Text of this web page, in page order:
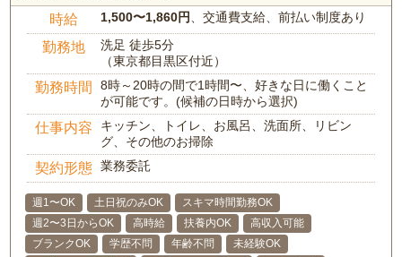
時給 1,500〜1,860円、交通費支給、前払い制度あり
勤務地
洗足 徒歩5分
（東京都目黒区付近）
勤務時間
8時～20時の間で1時間〜、好きな日に働くこと
が可能です。(候補の日時から選択)
仕事内容
キッチン、トイレ、お風呂、洗面所、リビン
グ、その他のお掃除
契約形態 業務委託
週1〜OK 土日祝のみOK
スキマ時間勤務OK
週2〜3日からOK
高時給 扶養内OK
高収入可能
ブランクOK
学歴不問 年齢不問
未経験OK